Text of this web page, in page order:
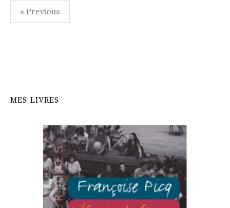
Navigation
des
« Previous
MES LIVRES